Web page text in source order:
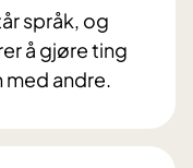
språk, og
å gjøre ting
med andre.